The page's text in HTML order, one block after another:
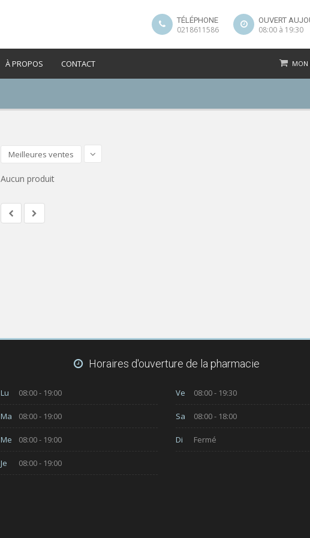
TÉLÉPHONE
0218611586
OUVERT
08:00 à 19:30
À PROPOS CONTACT MON
Meilleures ventes
Aucun produit
Horaires d'ouverture de la pharmacie
Lu 08:00 - 19:00
Ma 08:00 - 19:00
Me 08:00 - 19:00
Je 08:00 - 19:00
Ve 08:00 - 19:30
Sa 08:00 - 18:00
Di Fermé